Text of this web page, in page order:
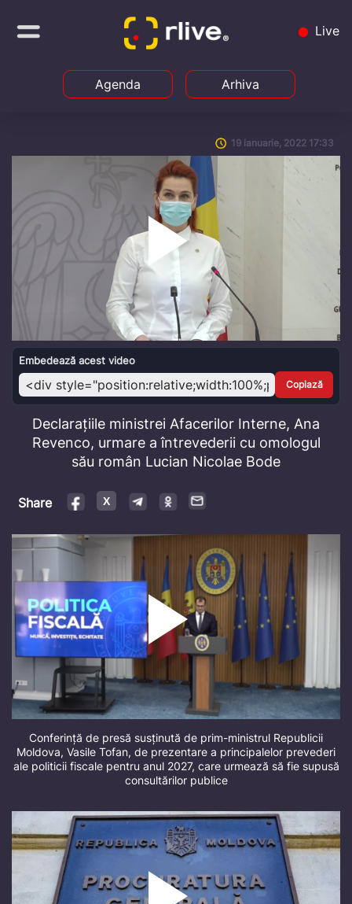
Live
Agenda Arhiva
19 ianuarie, 2022 17:33
Play
Video
Embedează acest video
Copiază
Declarațiile ministrei Afacerilor Interne, Ana
Revenco, urmare a întrevederii cu omologul
său român Lucian Nicolae Bode
Share
Conferință de presă susținută de prim-ministrul Republicii
Moldova, Vasile Tofan, de prezentare a principalelor prevederi
ale politicii fiscale pentru anul 2027, care urmează să fie supusă
consultărilor publice